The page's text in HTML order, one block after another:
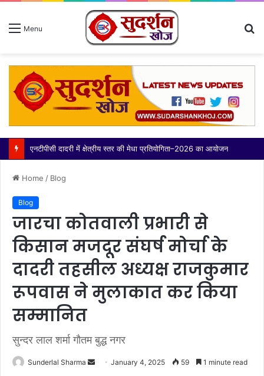
Menu
एनटीपीसी दादरी में क्षेत्रीय स्तर की मेधा प्रतियोगिता–2026 का आयोजन
Home / Blog
Blog
जारचा कोतवाली प्रभारी से
किसान मजदूर संघर्ष मोर्चा के
दादरी तहसील अध्यक्ष राजकुमार
रूपवास ने मुलाकात कर किया
सम्मानित
सुन्दर लाल शर्मा गौतम बुद्ध नगर
Sunderlal Sharma
SendJanuary 4, 2025 59 1 minute read